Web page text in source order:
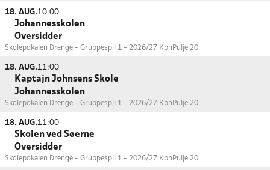
18. AUG.10:00
Johannesskolen
Oversidder
Skolepokalen Drenge - Gruppespil 1 - 2026/27 Kbh Pulje 20
18. AUG.11:00
Kaptajn Johnsens Skole
Johannesskolen
Skolepokalen Drenge - Gruppespil 1 - 2026/27 Kbh Pulje 20
18. AUG.11:00
Skolen ved Søerne
Oversidder
Skolepokalen Drenge - Gruppespil 1 - 2026/27 Kbh Pulje 20